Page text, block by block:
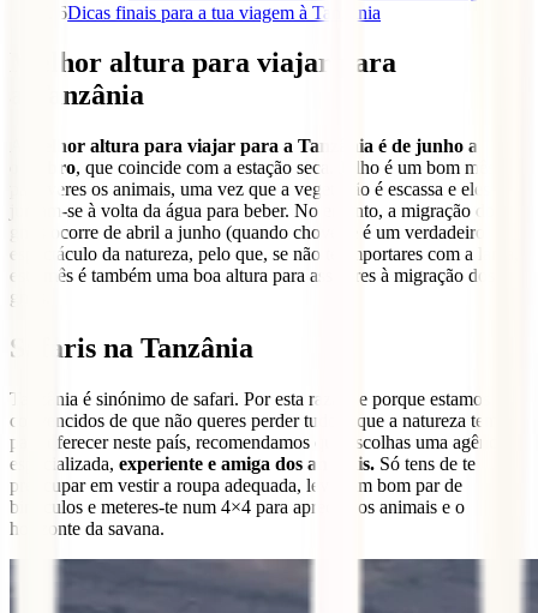
6Dicas finais para a tua viagem à Tanzânia
Melhor altura para viajar para
a Tanzânia
melhor altura para viajar para a Tanzânia é de junho a
outubro, que coincide com a estação seca. Julho é um bom mês
para veres os animais, uma vez que a vegetação é escassa e eles
juntam-se à volta da água para beber. No entanto, a migração dos
gnus ocorre de abril a junho (quando chove) e é um verdadeiro
espectáculo da natureza, pelo que, se não te importares com a lama,
este mês é também uma boa altura para assistires à migração dos
gnus.
Safaris na Tanzânia
Tanzânia é sinónimo de safari. Por esta razão, e porque estamos
convencidos de que não queres perder tudo o que a natureza tem
para oferecer neste país, recomendamos que escolhas uma agência
especializada, experiente e amiga dos animais. Só tens de te
preocupar em vestir a roupa adequada, levar um bom par de
binóculos e meteres-te num 4×4 para apreciar os animais e o
horizonte da savana.